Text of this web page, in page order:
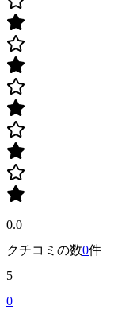
0.0
クチコミの数0件
5
0